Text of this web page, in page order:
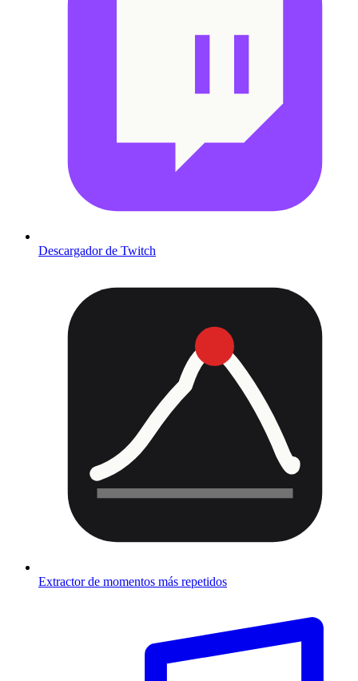
Descargador de Twitch
Extractor de momentos más repetidos